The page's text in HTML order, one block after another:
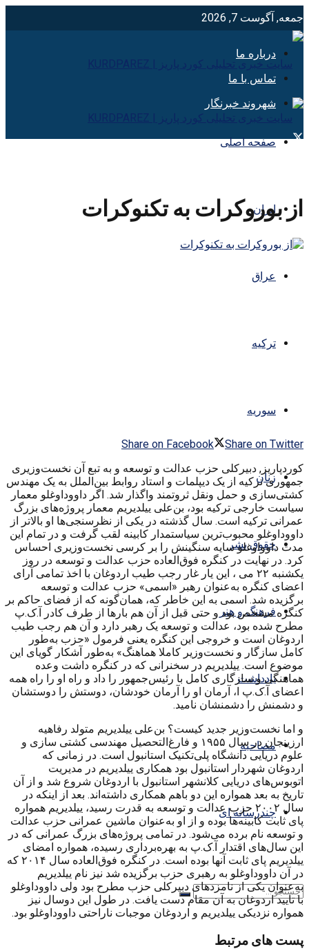
جمعه, آگوست 7, 2026
درباره ما
تماس با ما
شهروند خبرنگار
صفحه اصلی
ایران
عراق
ترکیه
سوریه
زنان
حقوق بشر
فرهنگ و هنر
یادداشت
مصاحبه
چندرسانه ای
از بوروکرات به تکنوکرات
Share on Facebook
Share on Twitter
کوردپاریز, دبیرکلی حزب عدالت و توسعه و به تبع آن نخست‌وزیری
جمهوری ترکیه از یک دیپلمات و استاد روابط بین‌الملل به یک مهندس
کشتی‌سازی و حمل ونقل ثروتمند واگذار شد. اگر داووداوغلو معمار
سیاست خارجی ترکیه بود، بن‌علی ییلدیریم معمار پروژه‌های بزرگ
عمرانی ترکیه است. سال گذشته در یکی از نظرسنجی‌ها او بالاتر از
داووداوغلو محبوب‌ترین سیاستمدار کابینه لقب گرفت و در تمام این
مدت داوواوغلو سایه سنگینش را بر کرسی نخست‌وزیری احساس
کرد. در نهایت در کنگره فوق‌العاده حزب عدالت و توسعه در روز
یکشنبه ۲۲ می ، این یار غار رجب طیب اردوغان با اخذ تمامی‌ آرا‌ی
اعضای کنگره به‌عنوان رهبر «اسمی» حزب عدالت و توسعه
برگزیده شد. اسمی ‌به این خاطر که، همان‌گونه که از فضای حاکم بر
کنگره مشخص بود و حتی قبل از آن هم بارها از طرف کادر آ.ک.پ
مطرح شده بود، عدالت و توسعه یک رهبر دارد و آن هم رجب طیب
اردوغان است و خروجی این کنگره یعنی فرمول «حزب به‌طور
کامل سازگار و نخست‌وزیر کاملا هماهنگ» به‌طور آشکار گویای این
موضوع است. ییلدیریم در سخنرانی که در کنگره داشت وعده
هماهنگی و سازگاری کامل با رئیس‌جمهور را داد و راه او را راه همه
اعضای آ.ک.پ ا، آرمان او را آرمان خودشان، دوستش را دوستشان
و دشمنش را دشمنشان نامید.
و اما نخست‌وزیر جدید کیست؟ بن‌علی ییلدیریم متولد رفاهیه
ارزینجان در سال ۱۹۵۵ و فارغ‌التحصیل مهندسی کشتی سازی و
علوم دریایی دانشگاه پلی‌تکنیک استانبول است. در زمانی که
اردوغان شهردار استانبول بود همکاری ییلدیریم در مدیریت
اتوبوس‌های دریایی کلانشهر استانبول با اردوغان شروع شد و از آن
تاریخ به بعد همواره این دو باهم همکاری داشته‌اند. بعد از اینکه در
سال ۲۰۰۲ حزب عدالت و توسعه به قدرت رسید، ییلدیریم همواره
پای ثابت کابینه‌ها بوده‌ و از او به‌عنوان ماشین عمرانی حزب عدالت
و توسعه نام برده می‌شود. در تمامی ‌پروژه‌های بزرگ عمرانی که در
این سال‌های اقتدار آ.ک.پ به بهره‌برداری رسیده، همواره امضای
ییلدیریم پای ثابت آنها بوده است. در کنگره فوق‌العاده سال ۲۰۱۴ که
در آن داووداوغلو به رهبری حزب برگزیده شد نیز نام ییلدیریم
به‌عنوان یکی از نامزدهای دبیرکلی حزب مطرح بود ولی داووداوغلو
با تایید اردوغان به آن مقام دست یافت. در طول این ‌دوسال نیز
همواره نزدیکی ییلدیریم و اردوغان موجبات ناراحتی داووداوغلو بود.
پست های مرتبط